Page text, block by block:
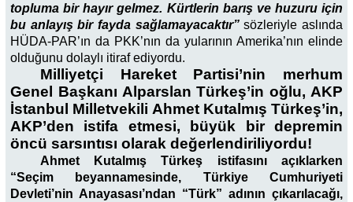
topluma bir hayır gelmez. Kürtlerin barış ve huzuru için
bu anlayış bir fayda sağlamayacaktır”sözleriyle aslında
HÜDA-PAR’ın da PKK’nın da yularının Amerika’nın elinde
olduğunu dolaylı itiraf ediyordu.
Milliyetçi Hareket Partisi’nin merhum
Genel Başkanı Alparslan Türkeş’in oğlu, AKP
İstanbul Milletvekili Ahmet Kutalmış Türkeş’in,
AKP’den istifa etmesi, büyük bir depremin
öncü sarsıntısı olarak değerlendiriliyordu!
Ahmet Kutalmış Türkeş istifasını açıklarken
“Seçim beyannamesinde, Türkiye Cumhuriyeti
Devleti’nin Anayasası’ndan “Türk” adının çıkarılacağı,